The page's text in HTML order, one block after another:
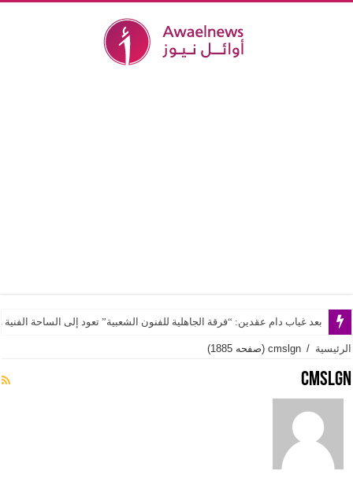
بعد غياب دام عقدين: “فرقة الجاهلية للفنون الشعبية” تعود إلى الساحة الفنية
الرئيسية /
cmslgn (صفحه 1885)
cmslgn